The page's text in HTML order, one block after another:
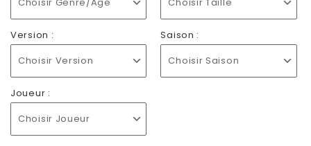
Version :
Choisir Version
Saison :
Choisir Saison
Joueur :
Choisir Joueur